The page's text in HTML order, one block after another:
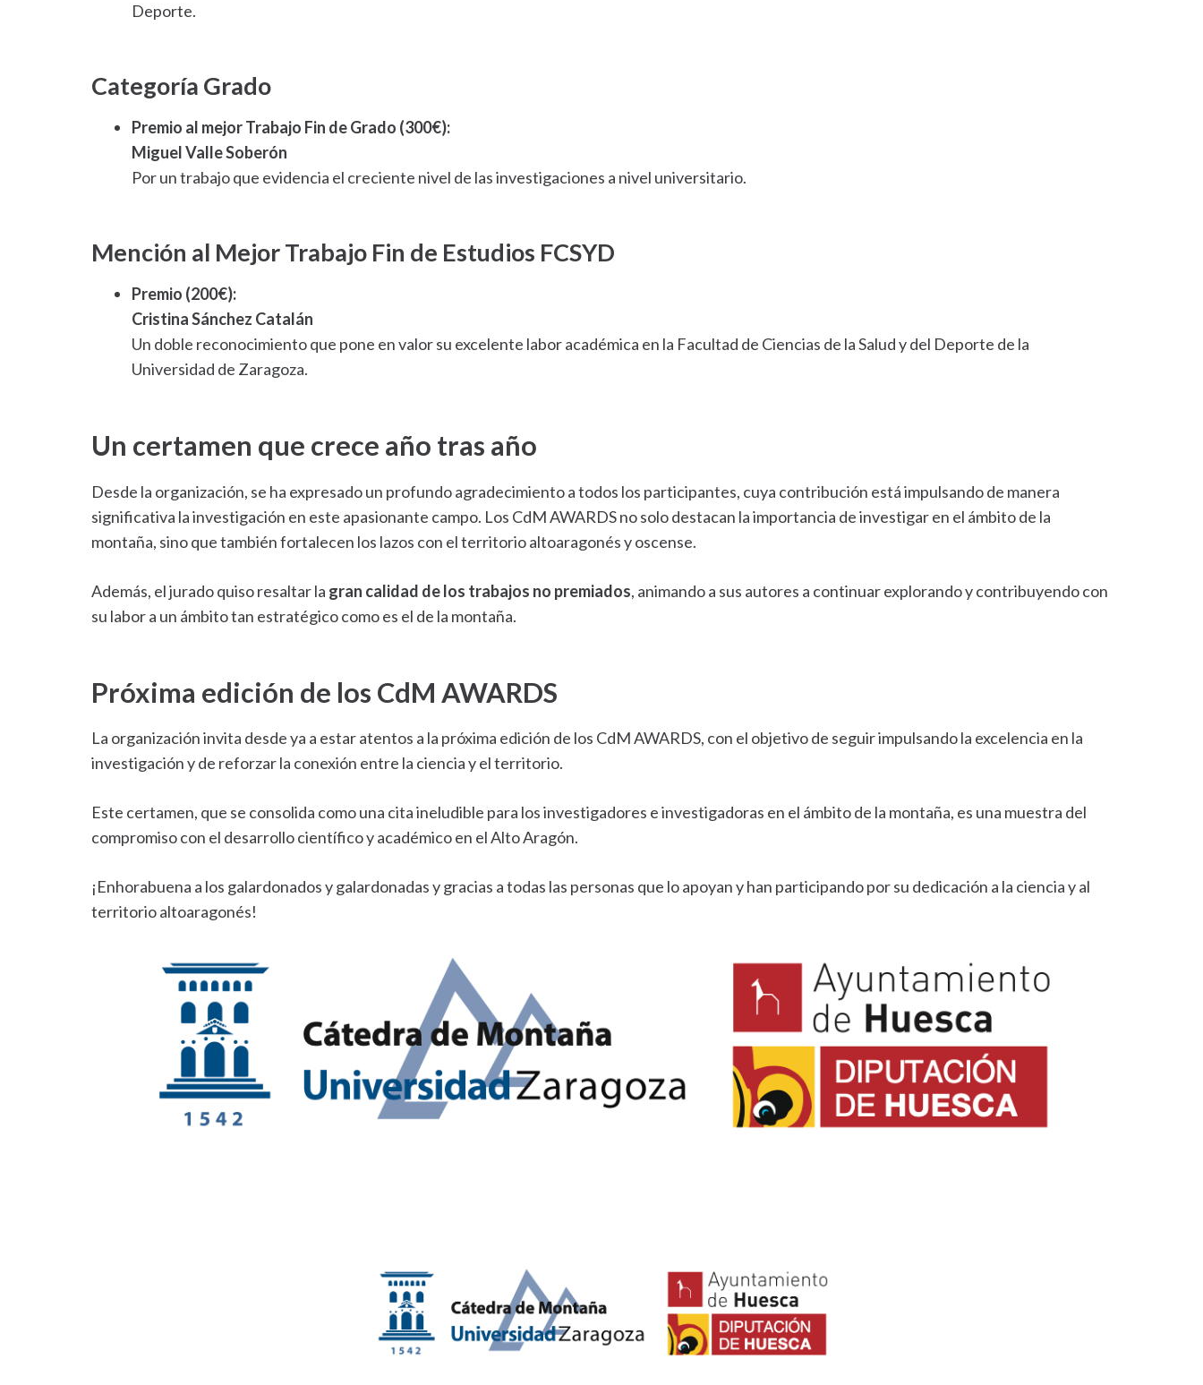
Deporte.
Categoría Grado
Premio al mejor Trabajo Fin de Grado (300€):
Miguel Valle Soberón
Por un trabajo que evidencia el creciente nivel de las investigaciones a nivel universitario.
Mención al Mejor Trabajo Fin de Estudios FCSYD
Premio (200€):
Cristina Sánchez Catalán
Un doble reconocimiento que pone en valor su excelente labor académica en la Facultad de Ciencias de la Salud y del Deporte de la
Universidad de Zaragoza.
Un certamen que crece año tras año
Desde la organización, se ha expresado un profundo agradecimiento a todos los participantes, cuya contribución está impulsando de manera
significativa la investigación en este apasionante campo. Los CdM AWARDS no solo destacan la importancia de investigar en el ámbito de la
montaña, sino que también fortalecen los lazos con el territorio altoaragonés y oscense.
Además, el jurado quiso resaltar la gran calidad de los trabajos no premiados, animando a sus autores a continuar explorando y contribuyendo con
su labor a un ámbito tan estratégico como es el de la montaña.
Próxima edición de los CdM AWARDS
La organización invita desde ya a estar atentos a la próxima edición de los CdM AWARDS, con el objetivo de seguir impulsando la excelencia en la
investigación y de reforzar la conexión entre la ciencia y el territorio.
Este certamen, que se consolida como una cita ineludible para los investigadores e investigadoras en el ámbito de la montaña, es una muestra del
compromiso con el desarrollo científico y académico en el Alto Aragón.
¡Enhorabuena a los galardonados y galardonadas y gracias a todas las personas que lo apoyan y han participando por su dedicación a la ciencia y al
territorio altoaragonés!